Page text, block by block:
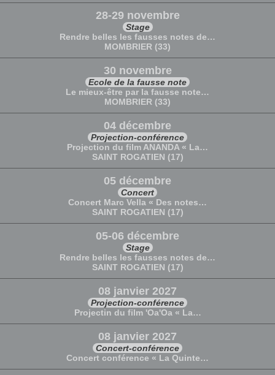
28-29 novembre
Stage
Rendre belles les fausses notes de…
MOMBRIER (33)
30 novembre
Ecole de la fausse note
Le mieux-être par la fausse note…
MOMBRIER (33)
04 décembre
Projection-conférence
Projection du film ANANDA « La…
SAINT ROGATIEN (17)
05 décembre
Concert
Concert Marc Vella « Des notes…
SAINT ROGATIEN (17)
05-06 décembre
Stage
Rendre belles les fausses notes de…
SAINT ROGATIEN (17)
08 janvier 2027
Projection-conférence
Projectin du film 'Oa'Oa « La…
08 janvier 2027
Concert-conférence
Concert conférence « La Quinte…